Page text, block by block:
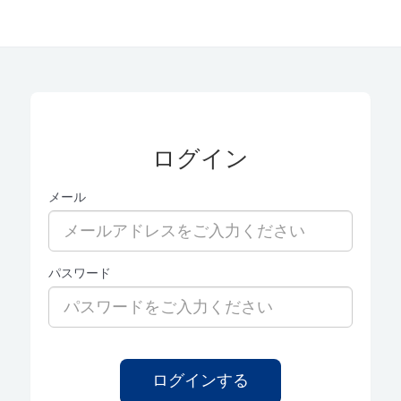
ログイン
メール
パスワード